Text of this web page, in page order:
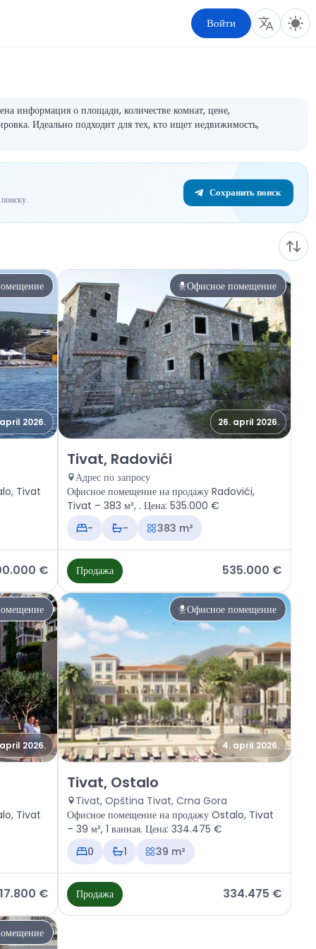
Войти
информация о площади, количестве комнат, цене,
Идеально подходит для тех, кто ищет недвижимость,
Сохранить поиск
2026.
Ostalo
Tivat
€
Офисное помещение
26. april 2026.
Продажа - Офисное помещение Tivat, Radovići
Tivat, Radovići
Адрес по запросу
Офисное помещение на продажу Radovići,
Tivat – 383 м², . Цена: 535.000 €
-
- 383 m²
Продажа 535.000 €
2026.
Ostalo
Tivat
€
Офисное помещение
4. april 2026.
Продажа - Офисное помещение Tivat, Ostalo
Tivat, Ostalo
Tivat, Opština Tivat, Crna Gora
Офисное помещение на продажу Ostalo, Tivat
– 39 м², 1 ванная. Цена: 334.475 €
0
1 39 m²
Продажа 334.475 €